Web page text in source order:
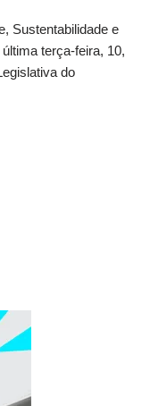
Sustentabilidade e
terça-feira, 10,
do